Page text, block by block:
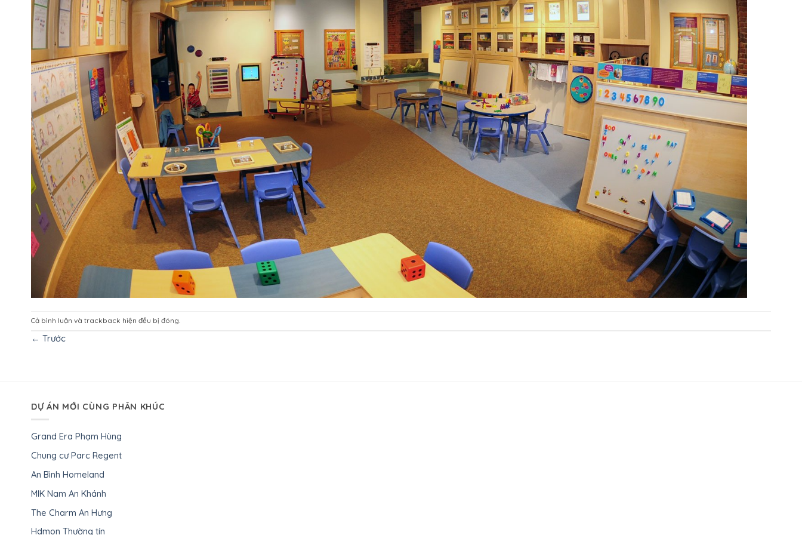
Cả bình luận và trackback hiện đều bị đóng.
← Trước
DỰ ÁN MỚI CÙNG PHÂN KHÚC
Grand Era Phạm Hùng
Chung cư Parc Regent
An Bình Homeland
MIK Nam An Khánh
The Charm An Hưng
Hdmon Thường tín